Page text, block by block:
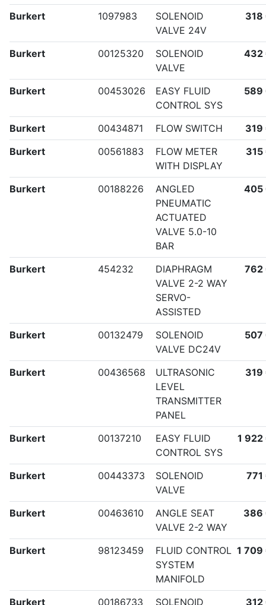
Burkert 1097983
SOLENOID
VALVE 24V
318
Burkert 00125320
SOLENOID
VALVE
432
Burkert 00453026
EASY FLUID
CONTROL SYS
589
Burkert 00434871 FLOW SWITCH
319
Burkert
00561883
FLOW METER
WITH DISPLAY
315
Burkert 00188226
ANGLED
PNEUMATIC
ACTUATED
VALVE 5.0-10
BAR
405
Burkert 454232
DIAPHRAGM
VALVE 2-2 WAY
SERVO-
ASSISTED
762
Burkert 00132479
SOLENOID
VALVE DC24V
507
Burkert 00436568
ULTRASONIC
LEVEL
TRANSMITTER
PANEL
319
Burkert 00137210
EASY FLUID
CONTROL SYS
1 922
Burkert 00443373
SOLENOID
VALVE
771
Burkert 00463610
ANGLE SEAT
VALVE 2-2 WAY
386
Burkert 98123459
FLUID CONTROL
SYSTEM
MANIFOLD
1 709
Burkert 00186733
SOLENOID
312